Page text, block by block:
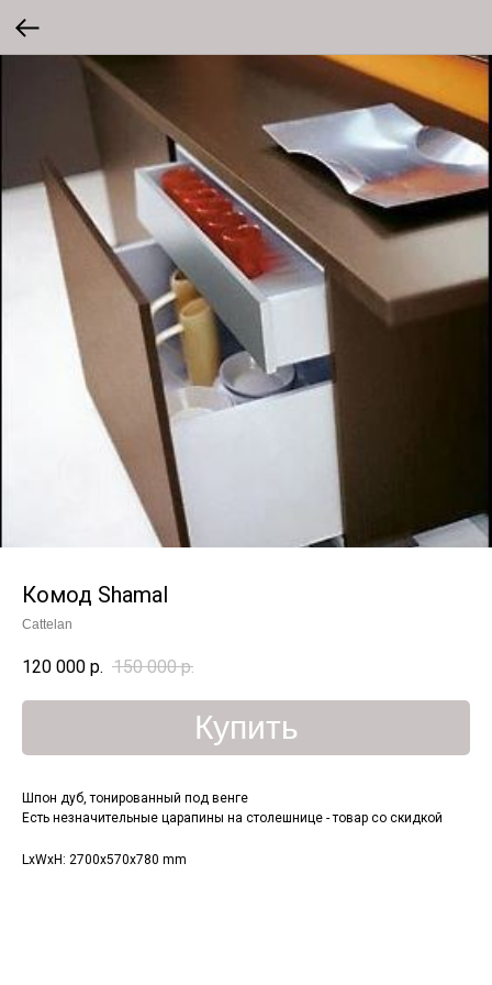
Комод Shamal
Cattelan
120 000 р. 150 000 р.
Купить
Шпон дуб, тонированный под венге
Есть незначительные царапины на столешнице - товар со скидкой
LxWxH: 2700x570x780 mm